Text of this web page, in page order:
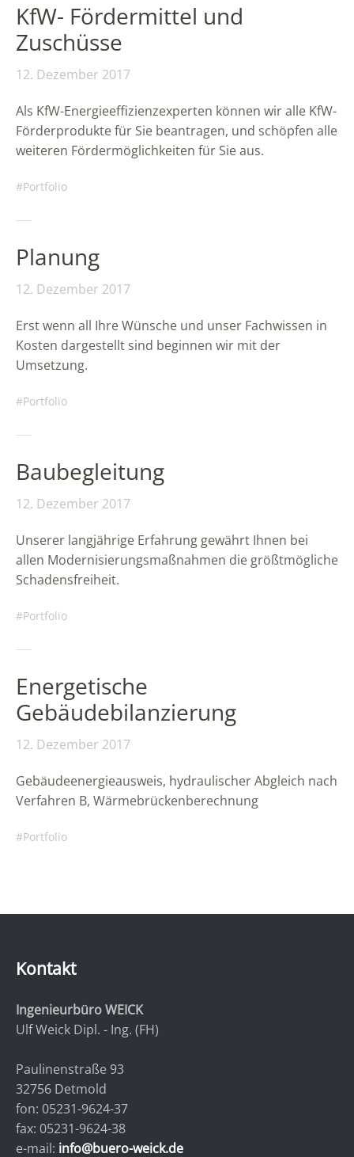
KfW- Fördermittel und
Zuschüsse
12. Dezember 2017
Als KfW-Energieeffizienzexperten können wir alle KfW-
Förderprodukte für Sie beantragen, und schöpfen alle
weiteren Fördermöglichkeiten für Sie aus.
Portfolio
Planung
12. Dezember 2017
Erst wenn all Ihre Wünsche und unser Fachwissen in
Kosten dargestellt sind beginnen wir mit der
Umsetzung.
Portfolio
Baubegleitung
12. Dezember 2017
Unserer langjährige Erfahrung gewährt Ihnen bei
allen Modernisierungsmaßnahmen die größtmögliche
Schadensfreiheit.
Portfolio
Energetische
Gebäudebilanzierung
12. Dezember 2017
Gebäudeenergieausweis, hydraulischer Abgleich nach
Verfahren B, Wärmebrückenberechnung
Portfolio
Kontakt
Ingenieurbüro WEICK
Ulf Weick Dipl. - Ing. (FH)
Paulinenstraße 93
32756 Detmold
fon: 05231-9624-37
fax: 05231-9624-38
e-mail: info@buero-weick.de